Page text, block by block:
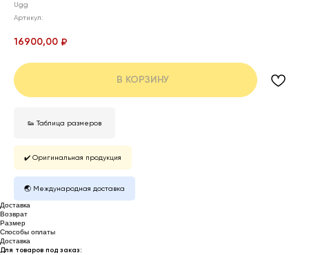
Ugg
Артикул:
16900,00 ₽
В КОРЗИНУ
👟 Таблица размеров
✔️ Оригинальная продукция
🌏 Международная доставка
Доставка
Возврат
Размер
Способы оплаты
Доставка
Для товаров под заказ: